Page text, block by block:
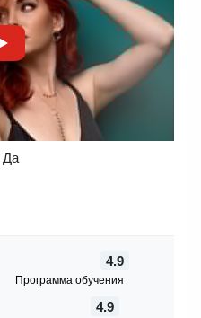
Да
4.9
Программа обучения
4.9